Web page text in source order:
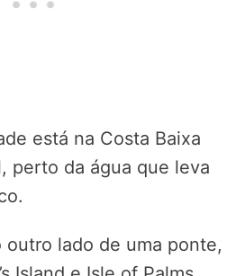
está na Costa Baixa
perto da água que leva
lado de uma ponte,